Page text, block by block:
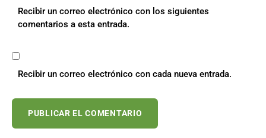
Recibir un correo electrónico con los siguientes
comentarios a esta entrada.
Recibir un correo electrónico con cada nueva entrada.